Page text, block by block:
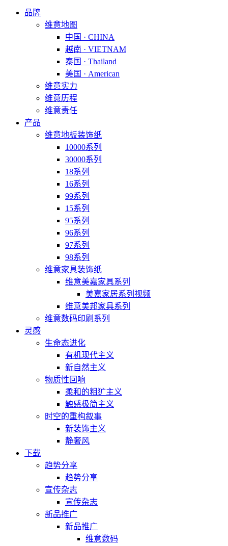
品牌
维意地图
中国 · CHINA
越南 · VIETNAM
泰国 · Thailand
美国 · American
维意实力
维意历程
维意责任
产品
维意地板装饰纸
10000系列
30000系列
18系列
16系列
99系列
15系列
95系列
96系列
97系列
98系列
维意家具装饰纸
维意美嘉家具系列
美嘉家居系列视频
维意美邦家具系列
维意数码印刷系列
灵感
生命态进化
有机现代主义
新自然主义
物质性回响
柔和的粗犷主义
触感极简主义
时空的重构叙事
新装饰主义
静奢风
下载
趋势分享
趋势分享
宣传杂志
宣传杂志
新品推广
新品推广
维意数码